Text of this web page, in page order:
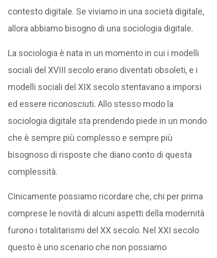
contesto digitale. Se viviamo in una società digitale,
allora abbiamo bisogno di una sociologia digitale.
La sociologia è nata in un momento in cui i modelli
sociali del XVIII secolo erano diventati obsoleti, e i
modelli sociali del XIX secolo stentavano a imporsi
ed essere riconosciuti. Allo stesso modo la
sociologia digitale sta prendendo piede in un mondo
che è sempre più complesso e sempre più
bisognoso di risposte che diano conto di questa
complessità.
Cinicamente possiamo ricordare che, chi per prima
comprese le novità di alcuni aspetti della modernità
furono i totalitarismi del XX secolo. Nel XXI secolo
questo è uno scenario che non possiamo